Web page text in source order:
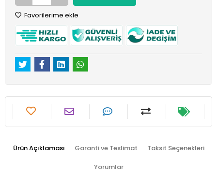
Favorilerime ekle
Ürün Açıklaması Garanti ve Teslimat Taksit Seçenekleri
Yorumlar